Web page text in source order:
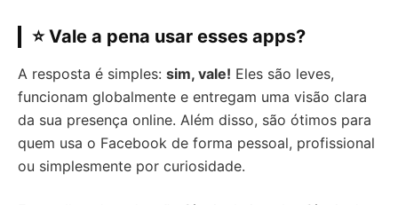
⭐ Vale a pena usar esses apps?
A resposta é simples: sim, vale! Eles são leves,
funcionam globalmente e entregam uma visão clara
da sua presença online. Além disso, são ótimos para
quem usa o Facebook de forma pessoal, profissional
ou simplesmente por curiosidade.